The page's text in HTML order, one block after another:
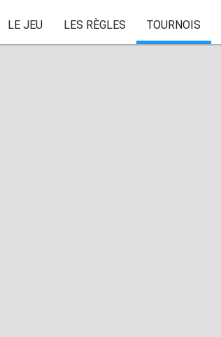
LE JEU LES RÈGLES TOURNOIS